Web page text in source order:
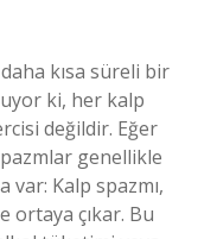
kısa süreli bir
ki, her kalp
değildir. Eğer
genellikle
var: Kalp spazmı,
ortaya çıkar. Bu